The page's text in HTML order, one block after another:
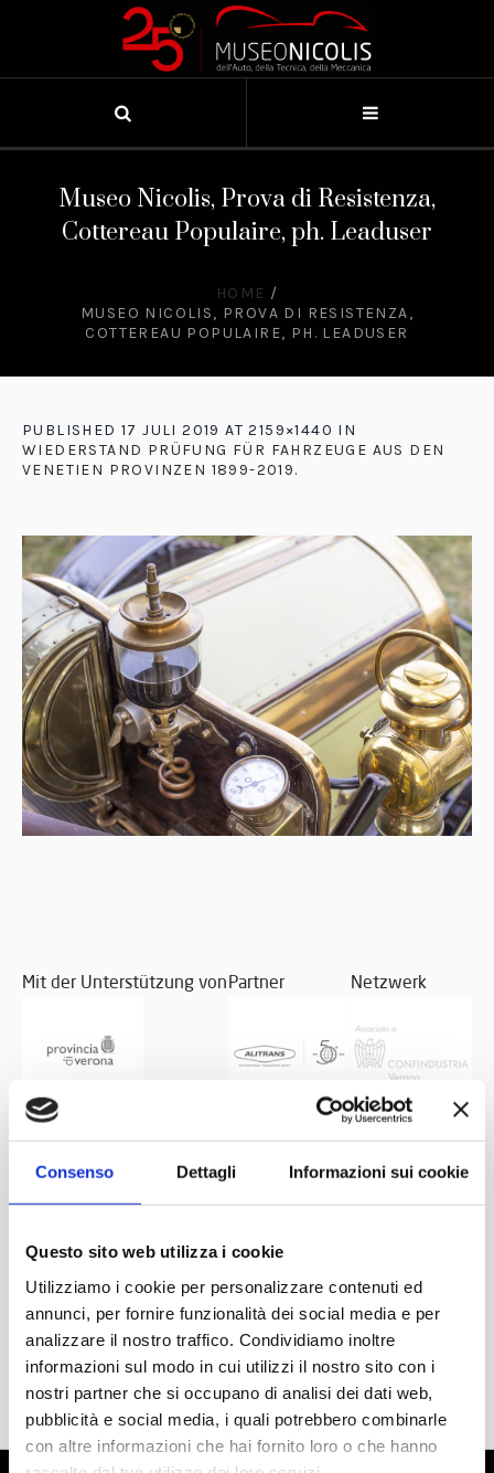
Consenso Dettagli Informazioni sui cookie
Questo sito web utilizza i cookie
Utilizziamo i cookie per personalizzare contenuti ed
annunci, per fornire funzionalità dei social media e per
analizzare il nostro traffico. Condividiamo inoltre
informazioni sul modo in cui utilizzi il nostro sito con i
nostri partner che si occupano di analisi dei dati web,
pubblicità e social media, i quali potrebbero combinarle
con altre informazioni che hai fornito loro o che hanno
Museo Nicolis, Prova di Resistenza,
Cottereau Populaire, ph. Leaduser
HOME /
MUSEO NICOLIS, PROVA DI RESISTENZA,
COTTEREAU POPULAIRE, PH. LEADUSER
PUBLISHED 17 JULI 2019 AT 2159×1440 IN
WIEDERSTAND PRÜFUNG FÜR FAHRZEUGE AUS DEN
VENETIEN PROVINZEN 1899-2019.
Mit der Unterstützung vonPartner Netzwerk